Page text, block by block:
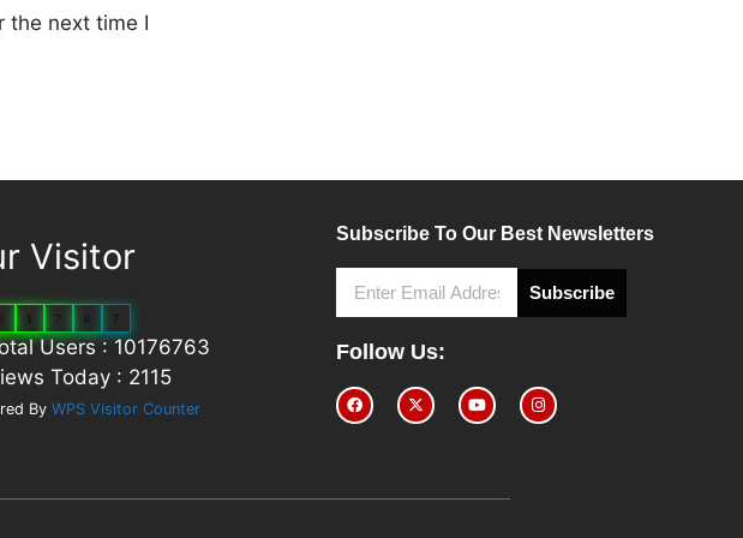
the next time I
Visitor
1 7
Users : 10176763
Today : 2115
By WPS Visitor Counter
Subscribe To Our Best Newsletters
Subscribe
Follow Us: